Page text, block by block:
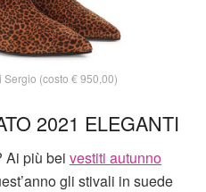
Sergio (costo € 950,00)
2021 ELEGANTI
Ai più bei vestiti autunno
gli stivali in suede